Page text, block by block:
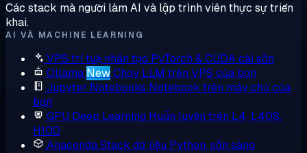
Các stack mà người làm AI và lập trình viên thực sự triển
khai.
AI VÀ MACHINE LEARNING
VPS trí tuệ nhân tạo PyTorch & CUDA cài sẵn
Ollama NewChạy LLM trên VPS của bạn
Jupyter Notebooks Notebook trên máy chủ của
bạn
GPU Deep Learning Huấn luyện trên L4, L40S,
H100
AnacondaStack dữ liệu Python, sẵn sàng